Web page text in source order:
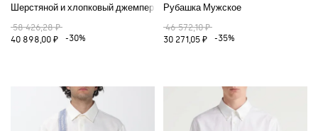
Шерстяной и хлопковый джемпер
58 426,28 ₽
40 898,00 ₽
-30%
Рубашка Мужское
46 572,10 ₽
30 271,05 ₽
-35%